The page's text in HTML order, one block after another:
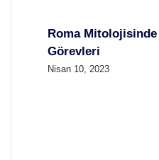
Roma Mitolojisinde
Görevleri
Nisan 10, 2023